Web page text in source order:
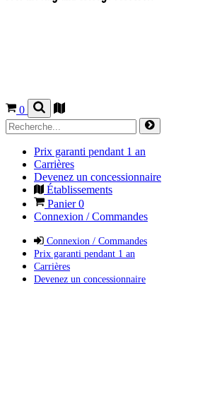
0
Prix garanti pendant 1 an
Carrières
Devenez un concessionnaire
Établissements
Panier0
Connexion / Commandes
Connexion / Commandes
Prix garanti pendant 1 an
Carrières
Devenez un concessionnaire